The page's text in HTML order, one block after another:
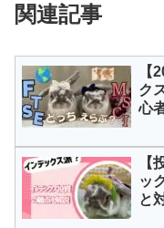
関連記事
【
ク
心
【
ッ
と